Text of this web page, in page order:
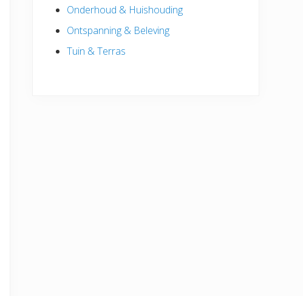
Onderhoud & Huishouding
Ontspanning & Beleving
Tuin & Terras